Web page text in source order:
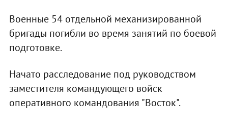
Военные 54 отдельной механизированной
бригады погибли во время занятий по боевой
подготовке.
Начато расследование под руководством
заместителя командующего войск
оперативного командования "Восток".